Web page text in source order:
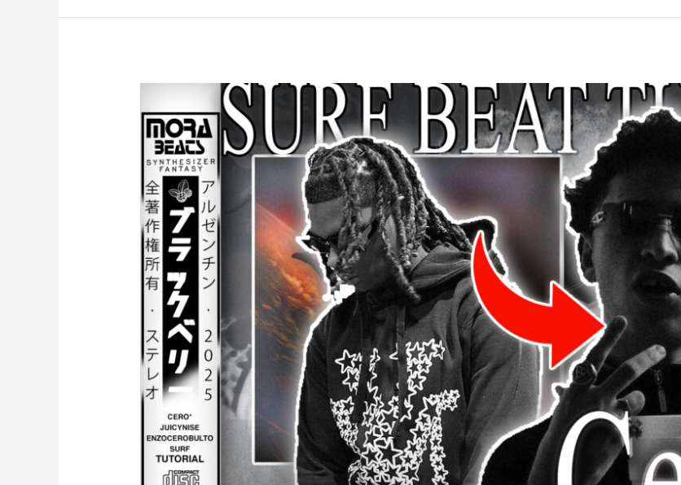
hacer
SHAKO
GRANDES
EXITOS
(Perswave,
Huntr,
Enzocerobulto)
(prod.
mora)
[35]